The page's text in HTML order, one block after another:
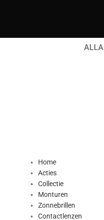
ALL
Home
Acties
Collectie
Monturen
Zonnebrillen
Contactlenzen